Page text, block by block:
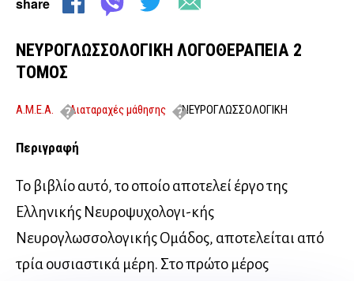
ΝΕΥΡΟΓΛΩΣΣΟΛΟΓΙΚΗ ΛΟΓΟΘΕΡΑΠΕΙΑ 2
ΤΟΜΟΣ
Α.Μ.Ε.Α. Διαταραχές μάθησης
ΝΕΥΡΟΓΛΩΣΣΟΛΟΓΙΚΗ
Περιγραφή
Το βιβλίο αυτό, το οποίο αποτελεί έργο της
Ελληνικής Νευροψυχολογι-κής
Νευρογλωσσολογικής Ομάδος, αποτελείται από
τρία ουσιαστικά μέρη. Στο πρώτο μέρος